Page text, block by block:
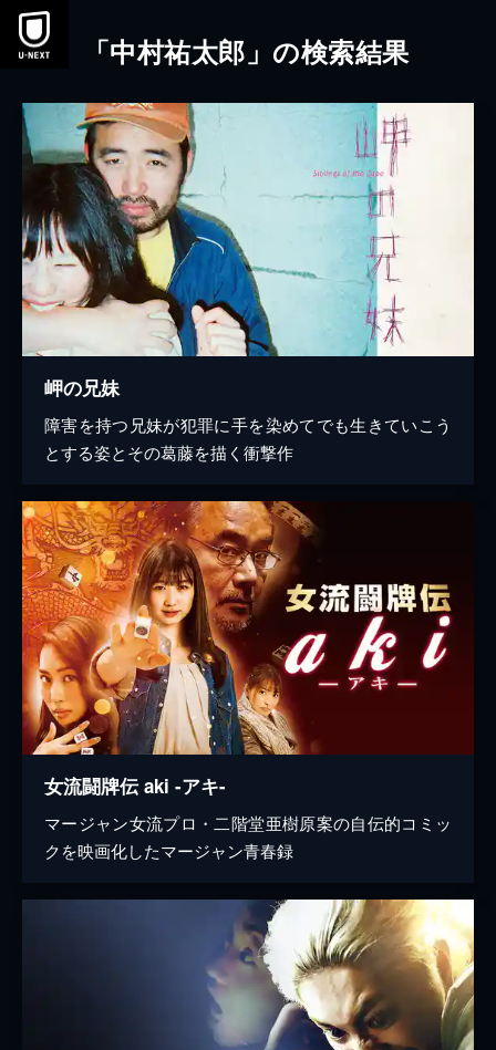
本文へスキップ
「中村祐太郎」の検索結果
岬の兄妹
障害を持つ兄妹が犯罪に手を染めてでも生きていこう
とする姿とその葛藤を描く衝撃作
女流闘牌伝 aki -アキ-
マージャン女流プロ・二階堂亜樹原案の自伝的コミッ
クを映画化したマージャン青春録